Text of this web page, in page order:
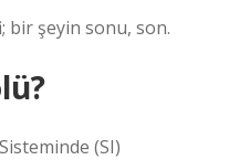
bir şeyin sonu, son.
(SI)